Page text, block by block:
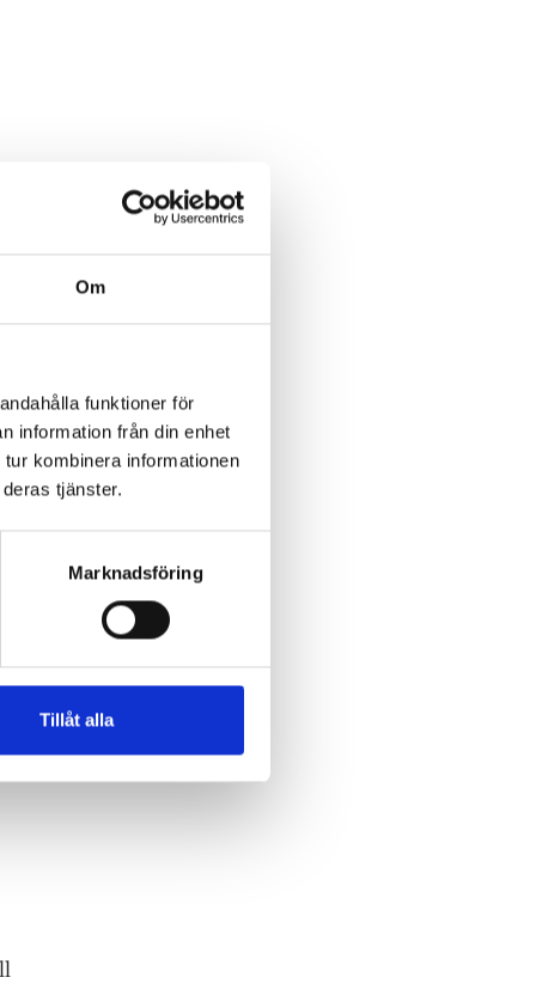
Om
funktioner för
information från din enhet
kombinera informationen
tjänster.
Marknadsföring
Tillåt alla